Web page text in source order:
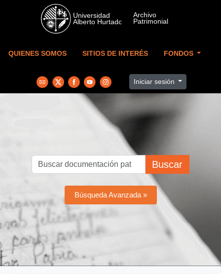
Skip to main content
QUIENES SOMOS SITIOS DE INTERÉS FONDOS
Iniciar sesión
Buscar
Búsqueda Avanzada »